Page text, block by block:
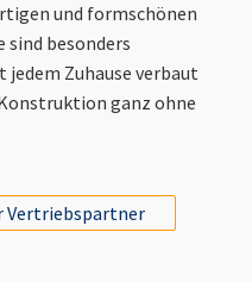
und formschönen
besonders
Zuhause verbaut
ganz ohne
Vertriebspartner